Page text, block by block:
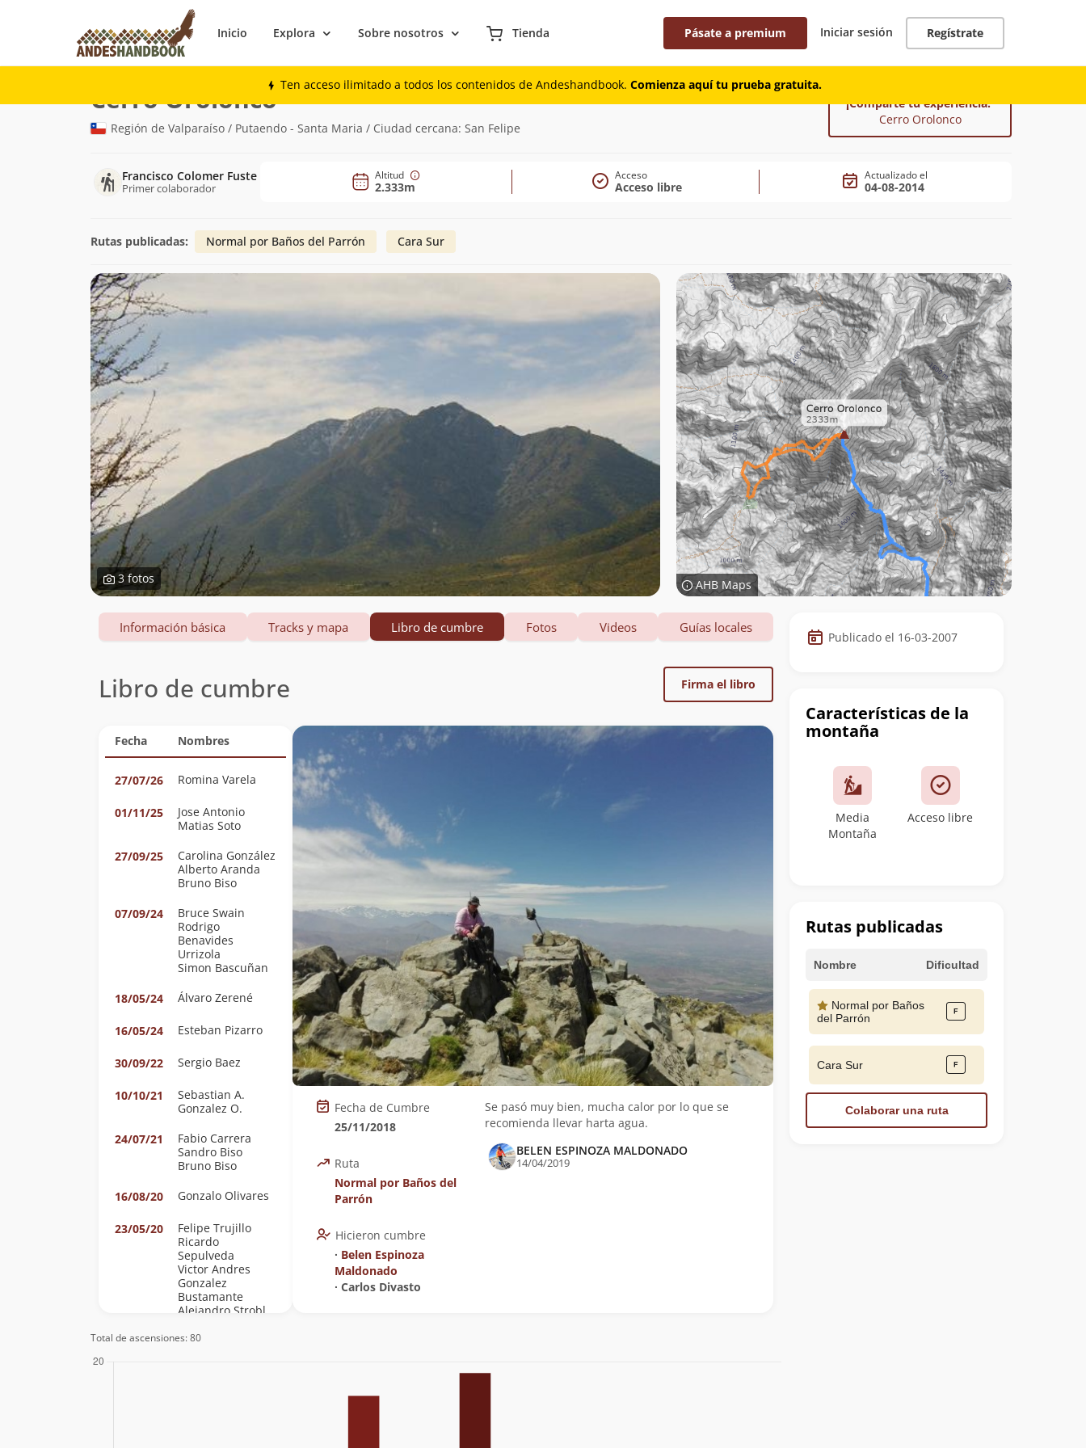
Inicio Explora Sobre nosotros Tienda Pásate a premium Iniciar sesión Regístrate
Ten acceso ilimitado a todos los contenidos de Andeshandbook. Comienza aquí tu prueba gratuita.
Montaña
Cerro Orolonco (2.333m)
Región de Valparaíso / Putaendo - Santa Maria / Ciudad cercana: San Felipe
¡Comparte tu experiencia!
Cerro Orolonco
Francisco Colomer Fuste
Primer colaborador
Altitud
2.333m
Acceso
Acceso libre
Actualizado el
04-08-2014
Rutas publicadas: Normal por Baños del Parrón Cara Sur
3 fotos AHB Maps
Datos
de
cumbre
Publicado el 16-03-2007
Características de la
montaña
Media
Montaña
Acceso libre
Rutas publicadas
Nombre Dificultad
Normal por Baños
del Parrón
Cara Sur
Colaborar una ruta
Información básica Tracks y mapa Libro de cumbre Fotos Videos Guías locales
Libro de cumbre Firma el libro
Fecha Nombres
27/07/26 Romina Varela
01/11/25
Jose Antonio
Matias Soto
27/09/25
Carolina González
Alberto Aranda
Bruno Biso
07/09/24
Bruce Swain
Rodrigo
Benavides
Urrizola
Simon Bascuñan
18/05/24
Álvaro Zerené
16/05/24 Esteban Pizarro
30/09/22 Sergio Baez
10/10/21
Sebastian A.
Gonzalez O.
24/07/21
Fabio Carrera
Sandro Biso
Bruno Biso
16/08/20
Gonzalo Olivares
23/05/20
Felipe Trujillo
Ricardo
Sepulveda
Victor Andres
Gonzalez
Bustamante
Alejandro Strobl
17/08/19
Lissette Rubina
Fecha de Cumbre
25/11/2018
Ruta
Normal por Baños del
Parrón
Hicieron cumbre
∙ Belen Espinoza
Maldonado
∙ Carlos Divasto
Se pasó muy bien, mucha calor por lo que se
recomienda llevar harta agua.
BELEN ESPINOZA MALDONADO
14/04/2019
Total de ascensiones: 80